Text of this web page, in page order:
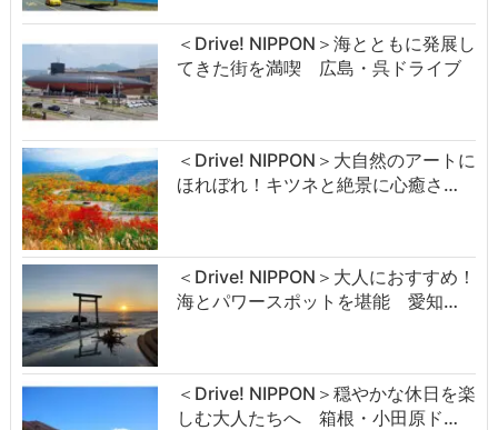
＜Drive! NIPPON＞海とともに発展し
てきた街を満喫 広島・呉ドライブ
＜Drive! NIPPON＞大自然のアートに
ほれぼれ！キツネと絶景に心癒さ…
＜Drive! NIPPON＞大人におすすめ！
海とパワースポットを堪能 愛知…
＜Drive! NIPPON＞穏やかな休日を楽
しむ大人たちへ 箱根・小田原ド…